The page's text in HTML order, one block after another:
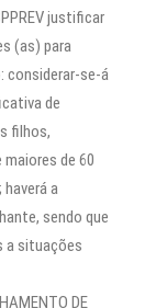
justificar
(as) para
considerar-se-á
de
filhos,
de 60
a
sendo que
a situações
DE